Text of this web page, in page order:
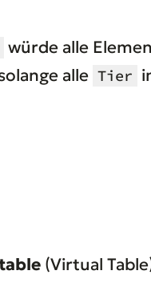
würde alle
alle Tier
(Virtual